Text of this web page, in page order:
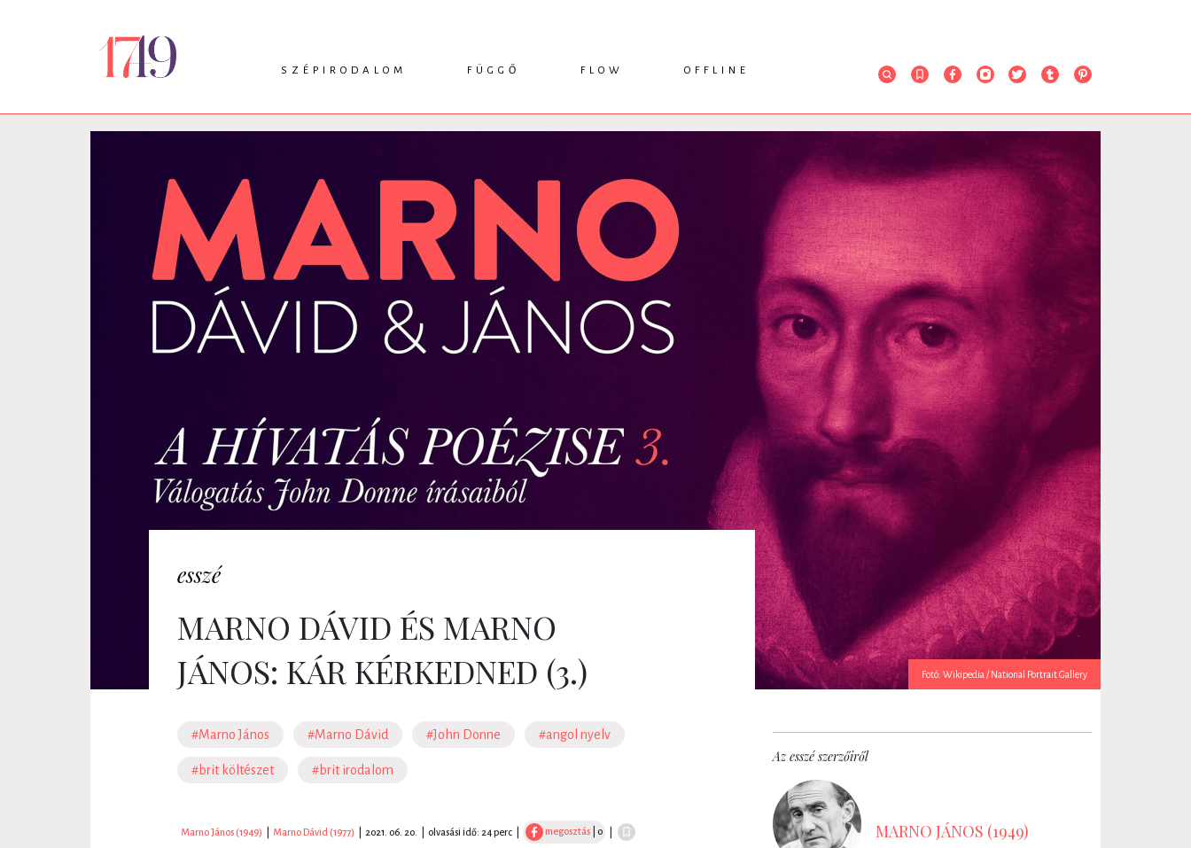
SZÉPIRODALOM
VERS
FÜGGŐ
KRITIKA
FLOW
INTERJÚ
OFFLINE
RENDEZVÉNYEK
Fotó: Wikipedia / National Portrait Gallery
esszé
MARNO DÁVID ÉS MARNO
JÁNOS: KÁR KÉRKEDNED (3.)
#Marno János #Marno Dávid #John Donne #angol nyelv
#brit költészet #brit irodalom
Marno János (1949) Marno Dávid (1977) 2021. 06. 20. olvasási idő: 24 perc megosztás | 0
Az esszé szerzőiről
MARNO JÁNOS (1949)